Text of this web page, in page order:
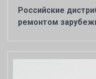
Российские
ремонтом